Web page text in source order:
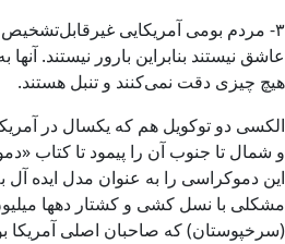
۳- مردم بومی آمریکایی غیرقابل‌تشخیص
عاشق نیستند بنابراین بارور نیستند.
هیچ چیزی دقت نمی‌کنند و تنبل هستند.
الکسی دو توکویل هم که یکسال در
و شمال تا جنوب آن را پیمود تا کتاب
این دموکراسی را به عنوان مدل ایده آل
مشکلی با نسل کشی و کشتار دهها
(سرخپوستان) که صاحبان اصلی آمریکا